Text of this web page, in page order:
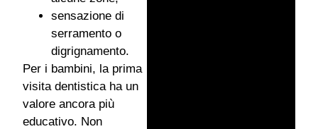
sensazione di
serramento o
digrignamento.
Per i bambini, la prima
visita dentistica ha un
valore ancora più
educativo. Non